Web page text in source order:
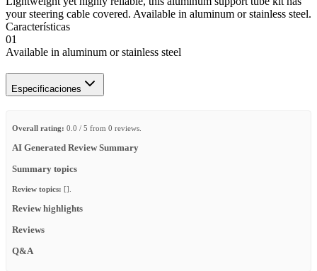
your steering cable covered. Available in aluminum or stainless steel.
Características
01
Available in aluminum or stainless steel
Especificaciones
Overall rating: 0.0 / 5 from 0 reviews.
AI Generated Review Summary
Summary topics
Review topics: [].
Review highlights
Reviews
Q&A